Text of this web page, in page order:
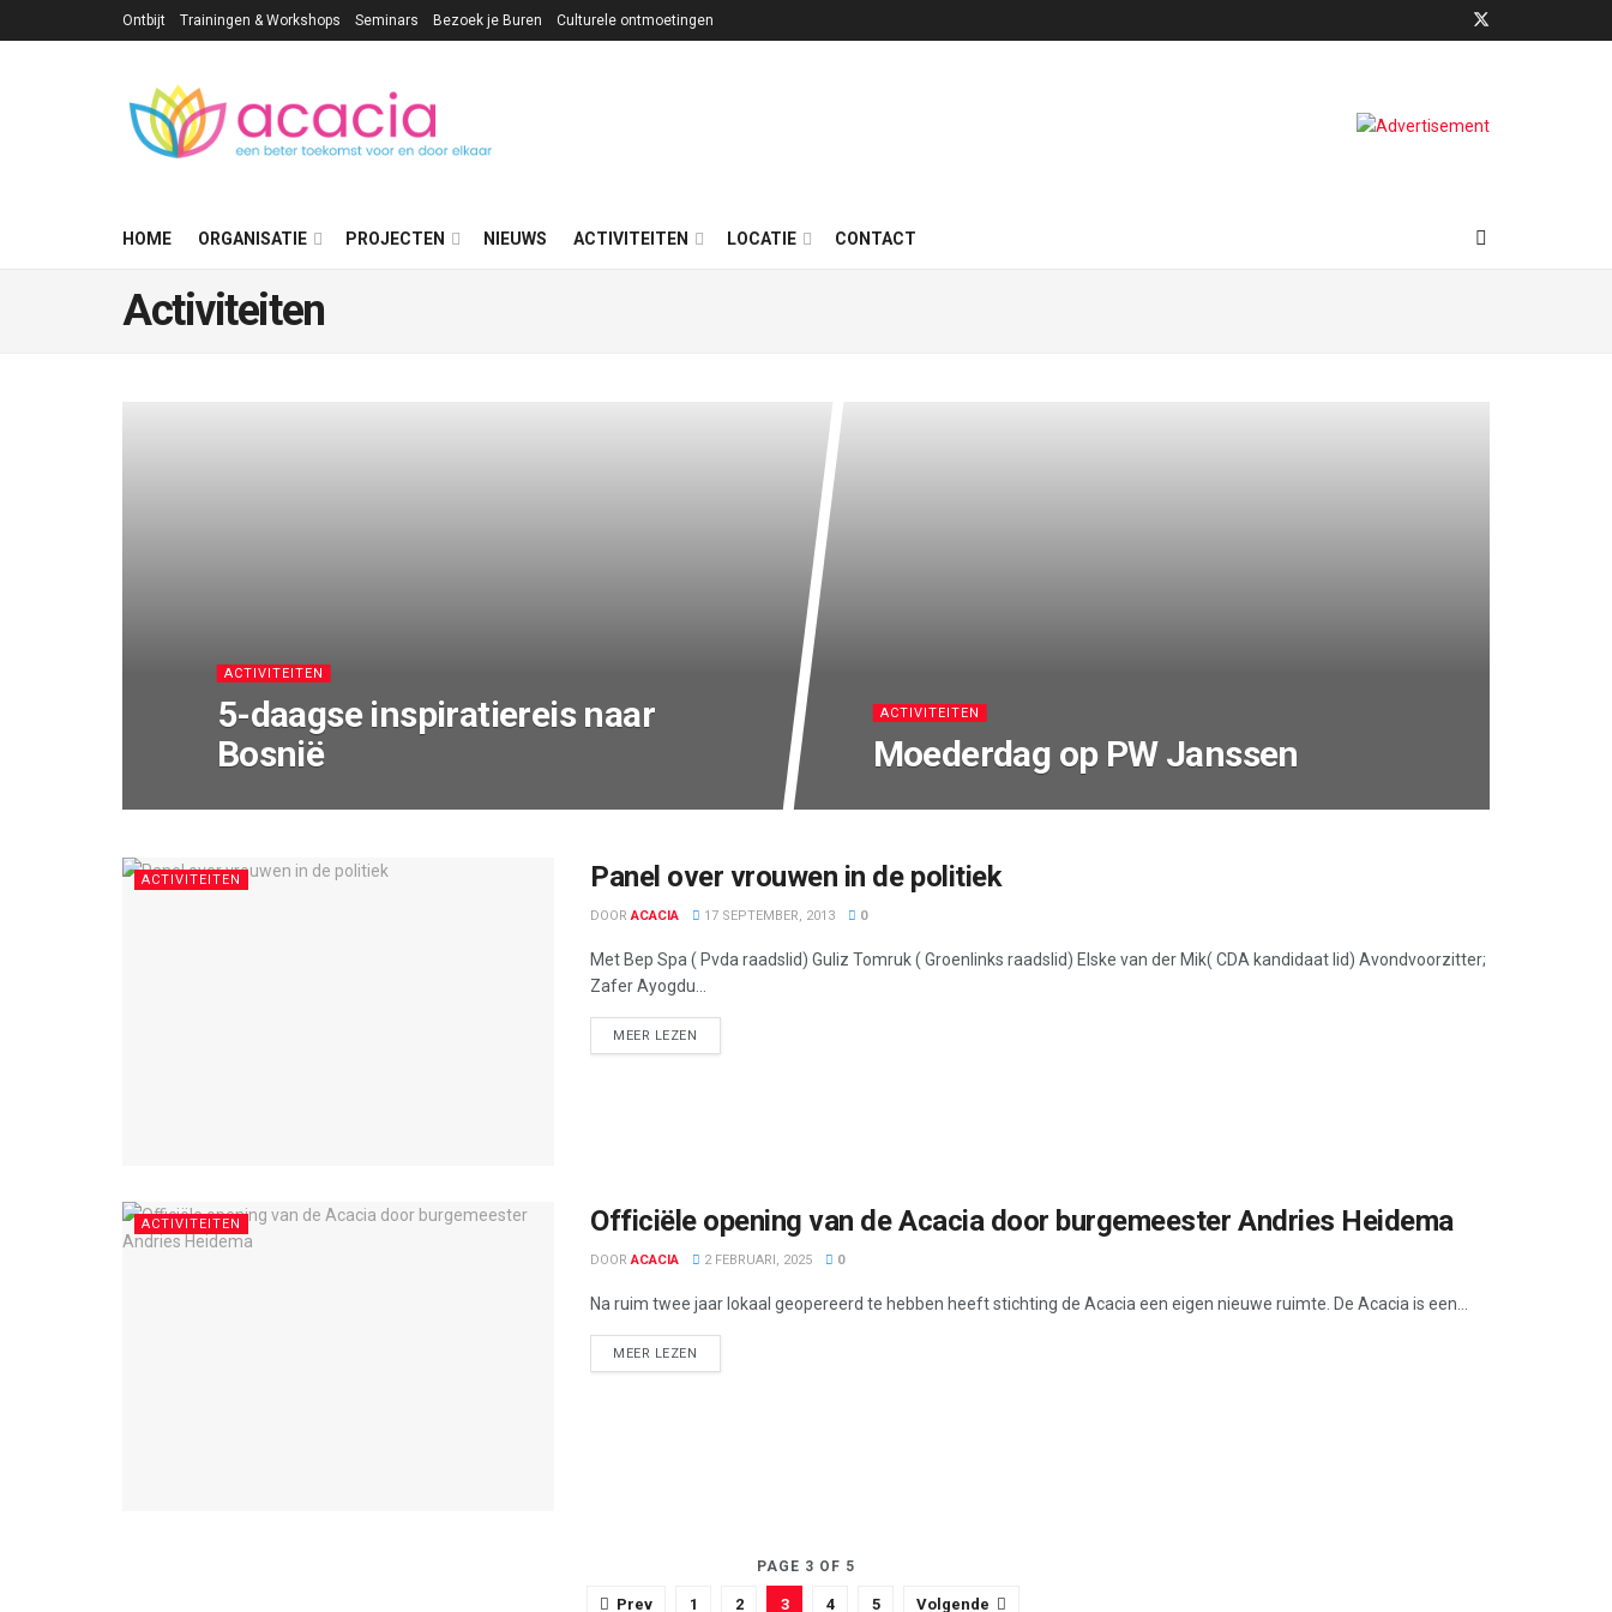
Ontbijt Trainingen & Workshops Seminars Bezoek je Buren Culturele ontmoetingen
HOME ORGANISATIE PROJECTEN NIEUWS ACTIVITEITEN LOCATIE CONTACT
Activiteiten
ACTIVITEITEN
5-daagse inspiratiereis naar
Bosnië
ACTIVITEITEN
Moederdag op PW Janssen
ACTIVITEITEN Panel over vrouwen in de politiek
DOOR ACACIA 17 SEPTEMBER, 2013 0
Met Bep Spa ( Pvda raadslid) Guliz Tomruk ( Groenlinks raadslid) Elske van der Mik( CDA kandidaat lid) Avondvoorzitter;
Zafer Ayogdu...
MEER LEZEN
ACTIVITEITEN Officiële opening van de Acacia door burgemeester Andries Heidema
DOOR ACACIA 2 FEBRUARI, 2025 0
Na ruim twee jaar lokaal geopereerd te hebben heeft stichting de Acacia een eigen nieuwe ruimte. De Acacia is een...
MEER LEZEN
PAGE 3 OF 5
Prev 1 2 3 4 5 Volgende